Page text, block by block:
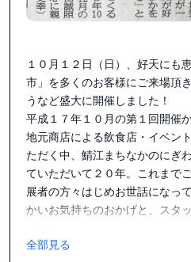
１０月１２日（日）、好天にも
市」を多くのお客様にご来場頂
うなど盛大に開催しました！
平成１７年１０月の第１回開催
地元商店による飲食店・イベン
ただく中、鯖江まちなかのにぎ
ていただいて２０年。これまで
展者の方々はじめお世話になっ
かいお気持ちのおかげと、スタ
誠市は本格青空骨董市！興味深
全部見る